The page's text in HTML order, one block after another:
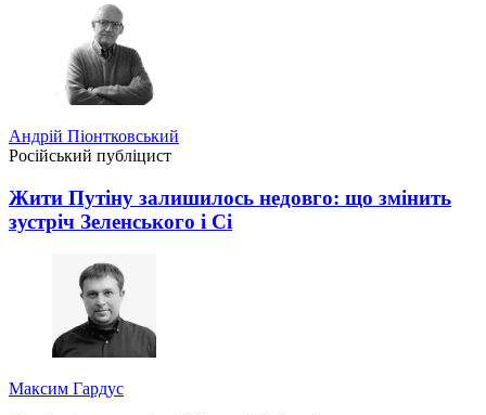
Андрій Піонтковський
Російський публіцист
Жити Путіну залишилось недовго: що змінить
зустріч Зеленського і Сі
Максим Гардус